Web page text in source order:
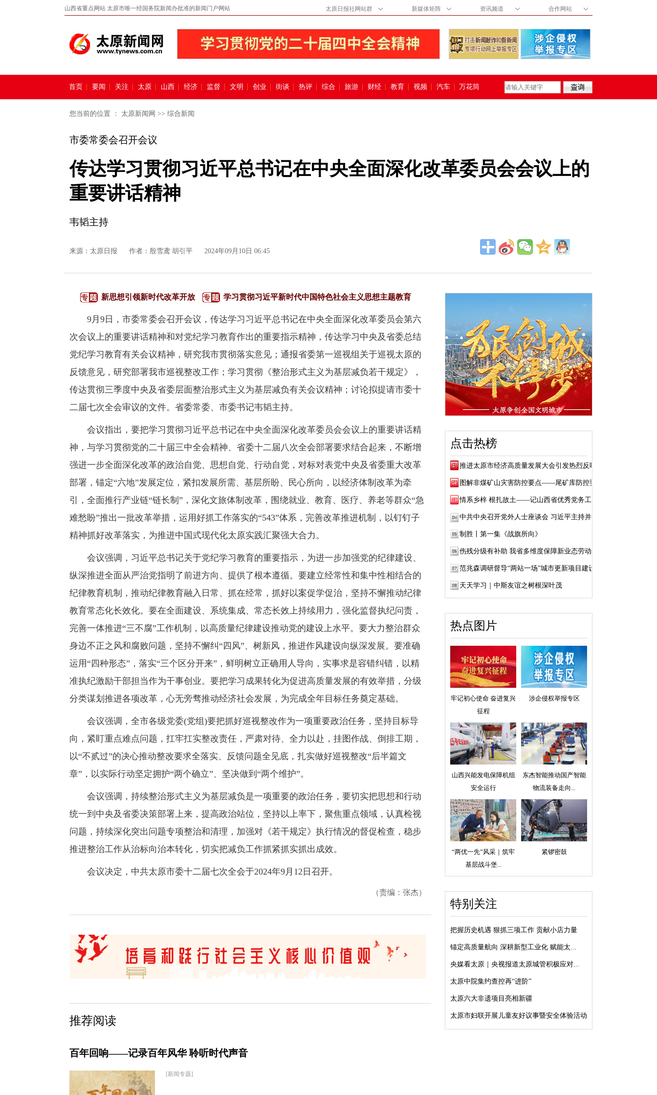
山西省重点网站 太原市唯一经国务院新闻办批准的新闻门户网站 太原日报社网站群 新媒体矩阵 资讯频道 合作网站
首页 要闻 关注 太原 山西 经济 监督 文明 创业 街谈 热评 综合 旅游 财经 教育 视频 汽车 万花筒
您当前的位置 ： 太原新闻网 >> 综合新闻
市委常委会召开会议
传达学习贯彻习近平总书记在中央全面深化改革委员会会议上的
重要讲话精神
韦韬主持
来源： 太原日报 作者：殷雪鸢 胡引平 2024年09月10日 06:45
新思想引领新时代改革开放 学习贯彻习近平新时代中国特色社会主义思想主题教育
9月9日，市委常委会召开会议，传达学习习近平总书记在中央全面深化改革委员会第六
次会议上的重要讲话精神和对党纪学习教育作出的重要指示精神，传达学习中央及省委总结
党纪学习教育有关会议精神，研究我市贯彻落实意见；通报省委第一巡视组关于巡视太原的
反馈意见，研究部署我市巡视整改工作；学习贯彻《整治形式主义为基层减负若干规定》，
传达贯彻三季度中央及省委层面整治形式主义为基层减负有关会议精神；讨论拟提请市委十
二届七次全会审议的文件。省委常委、市委书记韦韬主持。
会议指出，要把学习贯彻习近平总书记在中央全面深化改革委员会会议上的重要讲话精
神，与学习贯彻党的二十届三中全会精神、省委十二届八次全会部署要求结合起来，不断增
强进一步全面深化改革的政治自觉、思想自觉、行动自觉，对标对表党中央及省委重大改革
部署，锚定“六地”发展定位，紧扣发展所需、基层所盼、民心所向，以经济体制改革为牵
引，全面推行产业链“链长制”，深化文旅体制改革，围绕就业、教育、医疗、养老等群众“急
难愁盼”推出一批改革举措，运用好抓工作落实的“543”体系，完善改革推进机制，以钉钉子
精神抓好改革落实，为推进中国式现代化太原实践汇聚强大合力。
会议强调，习近平总书记关于党纪学习教育的重要指示，为进一步加强党的纪律建设、
纵深推进全面从严治党指明了前进方向、提供了根本遵循。要建立经常性和集中性相结合的
纪律教育机制，推动纪律教育融入日常、抓在经常，抓好以案促学促治，坚持不懈推动纪律
教育常态化长效化。要在全面建设、系统集成、常态长效上持续用力，强化监督执纪问责，
完善一体推进“三不腐”工作机制，以高质量纪律建设推动党的建设上水平。要大力整治群众
身边不正之风和腐败问题，坚持不懈纠“四风”、树新风，推进作风建设向纵深发展。要准确
运用“四种形态”，落实“三个区分开来”，鲜明树立正确用人导向，实事求是容错纠错，以精
准执纪激励干部担当作为干事创业。要把学习成果转化为促进高质量发展的有效举措，分级
分类谋划推进各项改革，心无旁骛推动经济社会发展，为完成全年目标任务奠定基础。
会议强调，全市各级党委(党组)要把抓好巡视整改作为一项重要政治任务，坚持目标导
向，紧盯重点难点问题，扛牢扛实整改责任，严肃对待、全力以赴，挂图作战、倒排工期，
以“不贰过”的决心推动整改要求全落实、反馈问题全见底，扎实做好巡视整改“后半篇文
章”，以实际行动坚定拥护“两个确立”、坚决做到“两个维护”。
会议强调，持续整治形式主义为基层减负是一项重要的政治任务，要切实把思想和行动
统一到中央及省委决策部署上来，提高政治站位，坚持以上率下，聚焦重点领域，认真检视
问题，持续深化突出问题专项整治和清理，加强对《若干规定》执行情况的督促检查，稳步
推进整治工作从治标向治本转化，切实把减负工作抓紧抓实抓出成效。
会议决定，中共太原市委十二届七次全会于2024年9月12日召开。
（责编：张杰）
推荐阅读
百年回响——记录百年风华 聆听时代声音
[新闻专题]
点击热榜
推进太原市经济高质量发展大会引发热烈反响
图解非煤矿山灾害防控要点——尾矿库防控要点
情系乡梓 根扎故土——记山西省优秀党务工作...
中共中央召开党外人士座谈会 习近平主持并发...
制胜丨第一集《战旗所向》
伤残分级有补助 我省多维度保障新业态劳动者...
范兆森调研督导“两站一场”城市更新项目建设
天天学习｜中斯友谊之树根深叶茂
热点图片
牢记初心使命 奋进复兴
征程
涉企侵权举报专区
山西兴能发电保障机组
安全运行
东杰智能推动国产智能
物流装备走向...
“两优一先”风采｜筑牢
基层战斗堡...
紧锣密鼓
特别关注
把握历史机遇 狠抓三项工作 贡献小店力量
锚定高质量航向 深耕新型工业化 赋能太...
央媒看太原｜央视报道太原城管积极应对...
太原中院集约查控再“进阶”
太原六大非遗项目亮相新疆
太原市妇联开展儿童友好议事暨安全体验活动